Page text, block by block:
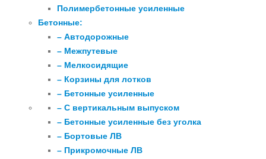
Полимербетонные усиленные
Бетонные:
– Автодорожные
– Межпутевые
– Мелкосидящие
– Корзины для лотков
– Бетонные усиленные
– С вертикальным выпуском
– Бетонные усиленные без уголка
– Бортовые ЛВ
– Прикромочные ЛВ